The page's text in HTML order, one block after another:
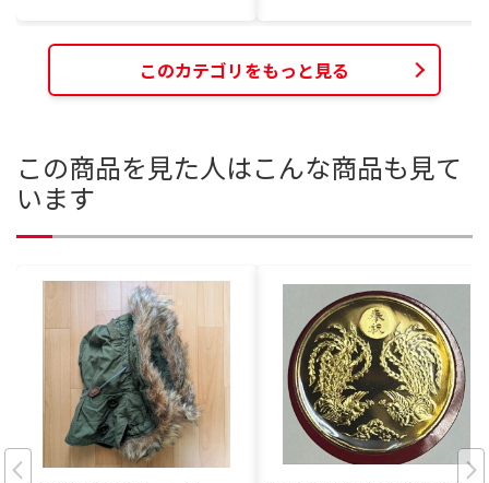
このカテゴリをもっと見る
この商品を見た人はこんな商品も見て
います